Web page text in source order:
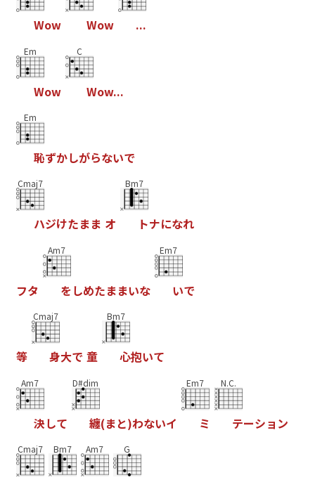
Wow Wow ...
Em
Wow
C
Wow...
Em
恥ずかしがらないで
Cmaj7
ハジけたまま オ
Bm7
トナになれ
フタ
Am7
をしめたままいな
Em7
いで
等
Cmaj7
身大で 童
Bm7
心抱いて
Am7
決して
D#dim
纏(まと)わないイ
Em7
ミ
N.C.
テーショ ン
Cmaj7 Bm7 Am7 G